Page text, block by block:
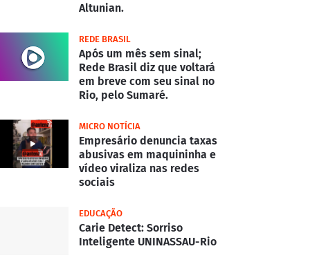
Altunian.
REDE BRASIL
Após um mês sem sinal;
Rede Brasil diz que voltará
em breve com seu sinal no
Rio, pelo Sumaré.
MICRO NOTÍCIA
Empresário denuncia taxas
abusivas em maquininha e
vídeo viraliza nas redes
sociais
EDUCAÇÃO
Carie Detect: Sorriso
Inteligente UNINASSAU-Rio